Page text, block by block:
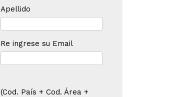
Apellido
Re ingrese su Email
(Cod. País + Cod. Área +